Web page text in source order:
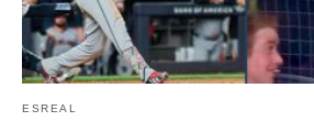
ESREAL